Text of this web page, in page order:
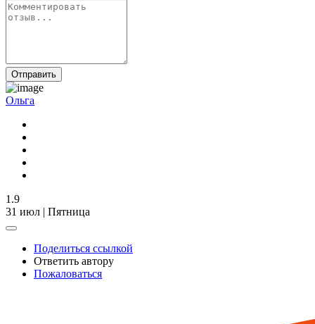
Отправить
Ольга
1.9
31 июл | Пятница
Поделиться ссылкой
Ответить автору
Пожаловаться